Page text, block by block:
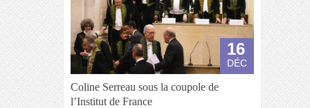
16
DÉC
Coline Serreau sous la coupole de
l’Institut de France